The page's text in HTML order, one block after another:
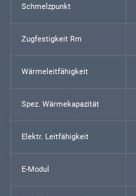
Schmelzpunkt
Zugfestigkeit Rm
Wärmeleitfähigkeit
Spez. Wärmekapazität
Elektr. Leitfähigkeit
E-Modul